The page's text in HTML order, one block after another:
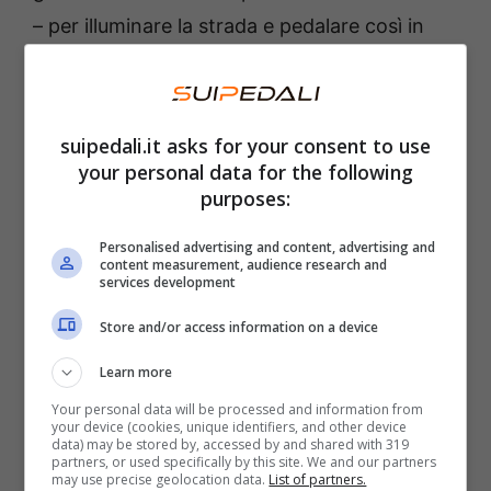
– per illuminare la strada e pedalare così in
stellato sopra la testa.
Bici di notte – Foto Shutterstock | di s8
Le Bike Night, giunte ormai alla decima
suipedali.it asks for your consent to use
your personal data for the following
purposes:
Personalised advertising and content, advertising and
content measurement, audience research and
services development
Store and/or access information on a device
Learn more
Your personal data will be processed and information from
your device (cookies, unique identifiers, and other device
data) may be stored by, accessed by and shared with 319
partners, or used specifically by this site. We and our partners
may use precise geolocation data. List of partners.